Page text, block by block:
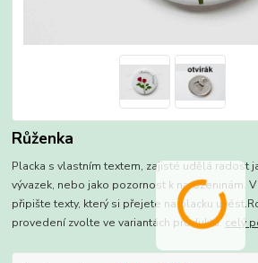
Růženka
Placka s vlastním textem, zajisté udělá radost
vývazek, nebo jako pozornost k narozeninám.
připište texty, který si přejete na placku
provedení zvolte ve variantách produktu.celý